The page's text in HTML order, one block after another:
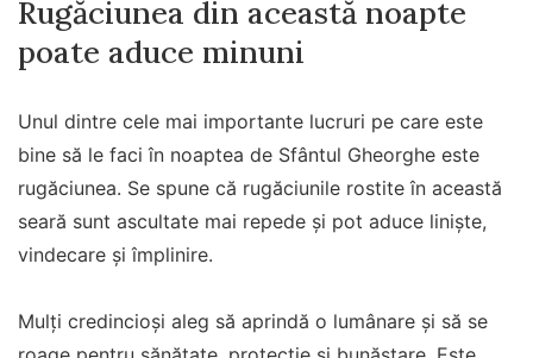
Rugăciunea din această noapte
poate aduce minuni
Unul dintre cele mai importante lucruri pe care este
bine să le faci în noaptea de Sfântul Gheorghe este
rugăciunea. Se spune că rugăciunile rostite în această
seară sunt ascultate mai repede și pot aduce liniște,
vindecare și împlinire.
Mulți credincioși aleg să aprindă o lumânare și să se